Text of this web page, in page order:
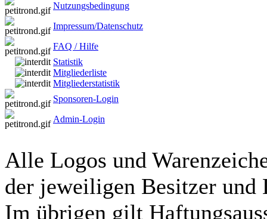
Nutzungsbedingung
Impressum/Datenschutz
FAQ / Hilfe
Statistik
Mitgliederliste
Mitgliederstatistik
Sponsoren-Login
Admin-Login
Alle Logos und
der jeweiligen Besitzer und
Im übrigen gilt